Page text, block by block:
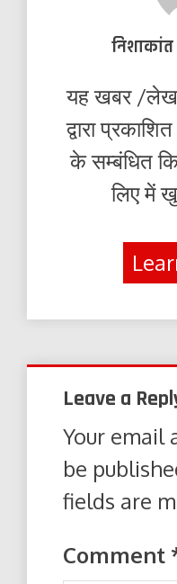
यह खबर /लेख
द्वारा
के सम्बंधित
लिए में
Leave a
Your email
be
fields are
Comment